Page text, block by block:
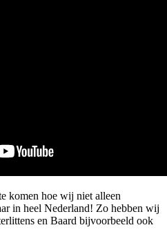
komen hoe wij niet alleen
in heel Nederland! Zo hebben wij
en Baard bijvoorbeeld ook